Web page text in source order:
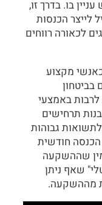
בו. בדרך זו,
הכנסות
לכאורה רווחים
מקצוע
בביטחון
לרבות באמצעי
תרחישים
גבוהות
חודשית
שההשקעה
שאף ניתן
מההשקעה.